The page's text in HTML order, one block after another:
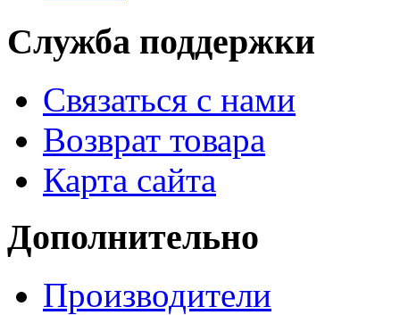
Служба поддержки
Связаться с нами
Возврат товара
Карта сайта
Дополнительно
Производители